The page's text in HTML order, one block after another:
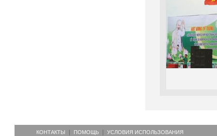
КОНТАКТЫ ПОМОЩЬ УСЛОВИЯ ИСПОЛЬЗОВАНИЯ